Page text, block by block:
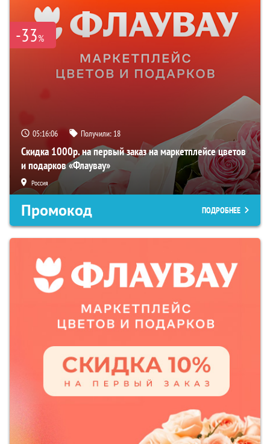
-33%
05:16:05 Получили: 18
Скидка 1000р. на первый заказ на маркетплейсе цветов
и подарков «Флаувау»
Россия
Промокод ПОДРОБНЕЕ